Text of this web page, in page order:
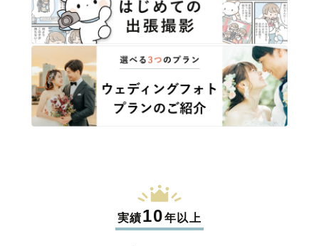
実績10年以上